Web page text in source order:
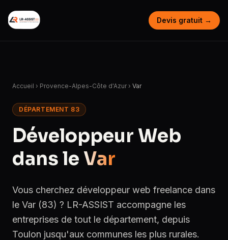
Devis gratuit →
Accueil › Provence-Alpes-Côte d'Azur› Var
DÉPARTEMENT 83
Développeur Web
dans le Var
Vous cherchez développeur web freelance dans
le Var (83) ? LR-ASSIST accompagne les
entreprises de tout le département, depuis
Toulon jusqu'aux communes les plus rurales.